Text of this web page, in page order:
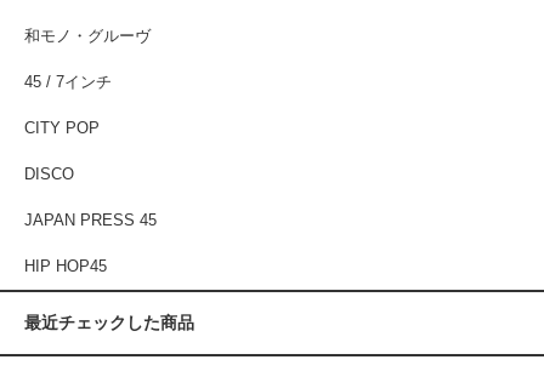
和モノ・グルーヴ
45 / 7インチ
CITY POP
DISCO
JAPAN PRESS 45
HIP HOP45
最近チェックした商品